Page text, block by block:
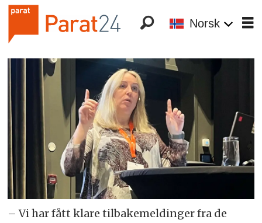
Norsk
– Vi har fått klare tilbakemeldinger fra de